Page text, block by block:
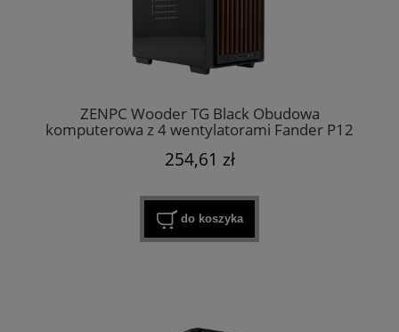
ZENPC Wooder TG Black Obudowa
komputerowa z 4 wentylatorami Fander P12
PWM PST
254,61 zł
do koszyka